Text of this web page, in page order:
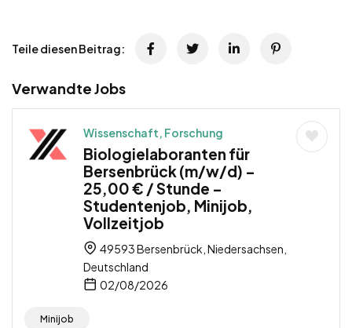
Teile diesen Beitrag:
Verwandte Jobs
Wissenschaft, Forschung
Biologielaboranten für
Bersenbrück (m/w/d) –
25,00 € / Stunde –
Studentenjob, Minijob,
Vollzeitjob
49593 Bersenbrück, Niedersachsen,
Deutschland
02/08/2026
Minijob